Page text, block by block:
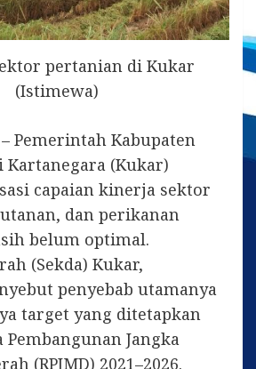
pertanian di Kukar
(Istimewa)
– Pemerintah Kabupaten
Kartanegara (Kukar)
capaian kinerja sektor
dan perikanan
belum optimal.
(Sekda) Kukar,
penyebab utamanya
target yang ditetapkan
Pembangunan Jangka
(RPJMD) 2021–2026.